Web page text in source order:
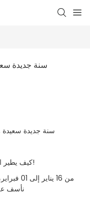
سنة جديدة
سنة جديدة سعيدة
كيف يطير الوقت! يقترب عيد الربيع لدينا!
من 16